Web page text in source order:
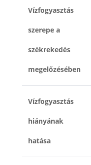
Vízfogyasztás
szerepe a
székrekedés
megelőzésében
Vízfogyasztás
hiányának
hatása